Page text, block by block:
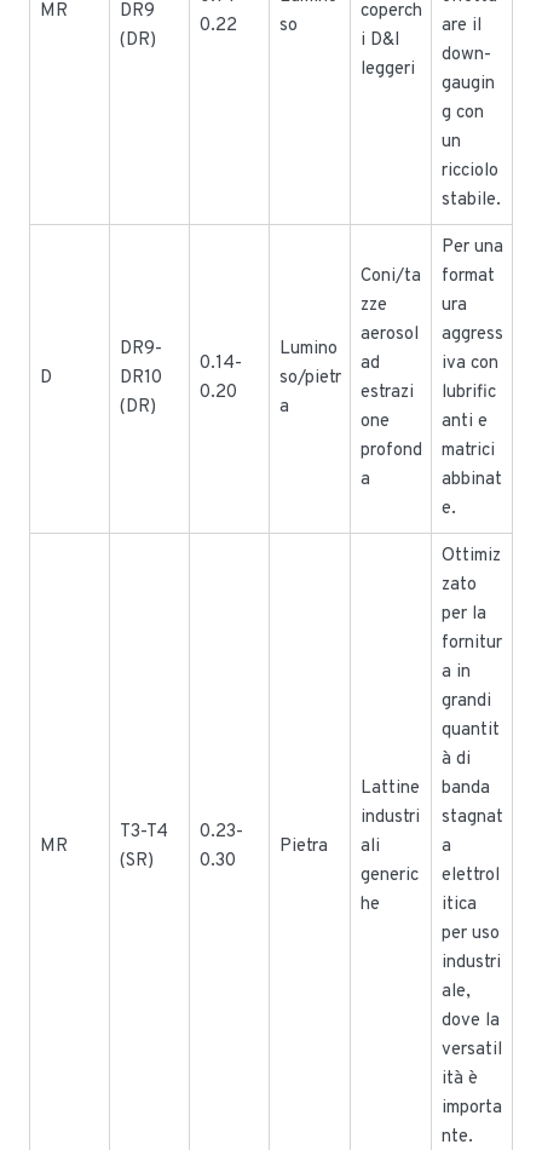
MR
DR9
(DR)
0.22
so
coperch
i D&I
leggeri
are il
down-
gaugin
g con
un
ricciolo
stabile.
D
DR9-
DR10
(DR)
0.14-
0.20
Lumino
so/pietr
a
Coni/ta
zze
aerosol
ad
estrazi
one
profond
a
Per una
format
ura
aggress
iva con
lubrific
anti e
matrici
abbinat
e.
MR
T3-T4
(SR)
0.23-
0.30
Pietra
Lattine
industri
ali
generic
he
Ottimiz
zato
per la
fornitur
a in
grandi
quantit
à di
banda
stagnat
a
elettrol
itica
per uso
industri
ale,
dove la
versatil
ità è
importa
nte.